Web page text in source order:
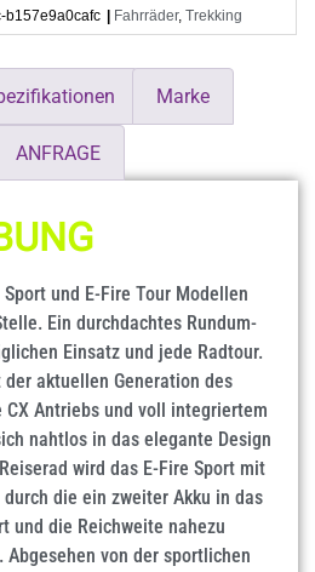
b157e9a0cafc Fahrräder, Trekking
Marke
ANFRAGE
und E-Fire Tour Modellen
Ein durchdachtes Rundum-
Einsatz und jede Radtour.
aktuellen Generation des
CX Antriebs und voll integriertem
nahtlos in das elegante Design
wird das E-Fire Sport mit
die ein zweiter Akku in das
und die Reichweite nahezu
von der sportlichen